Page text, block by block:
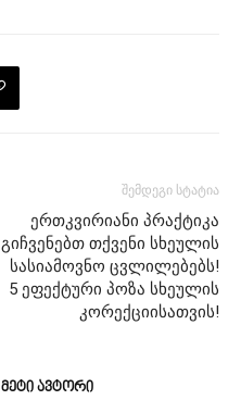
შემდეგი სტატია
ერთკვირიანი პრაქტიკა
გიჩვენებთ თქვენი სხეულის
სასიამოვნო ცვლილებებს!
5 ეფექტური პოზა სხეულის
კორექციისათვის!
მეტი ავტორი